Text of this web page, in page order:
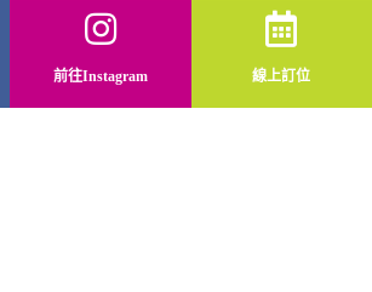
前往Instagram 線上訂位